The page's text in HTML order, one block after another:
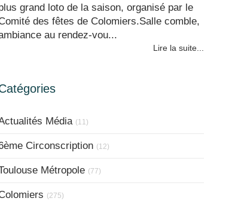
grand loto de la saison, organisé par le
des fêtes de Colomiers.Salle comble,
au rendez-vou...
Lire la suite...
Média (11)
Circonscription (12)
Métropole (77)
(275)